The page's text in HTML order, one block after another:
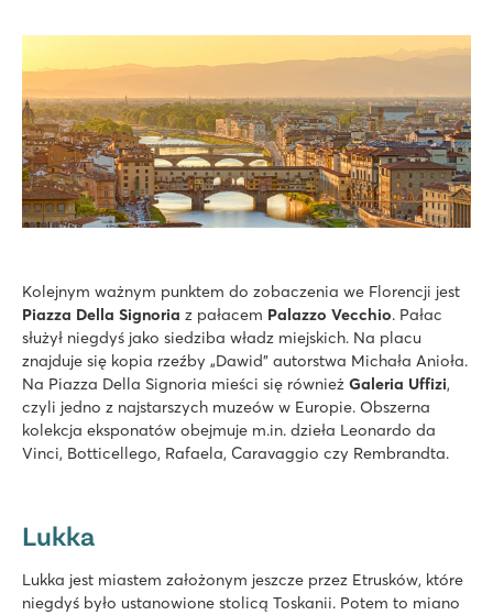
Kolejnym ważnym punktem do zobaczenia we Florencji jest
Piazza Della Signoria z pałacem Palazzo Vecchio. Pałac
służył niegdyś jako siedziba władz miejskich. Na placu
znajduje się kopia rzeźby „Dawid" autorstwa Michała Anioła.
Na Piazza Della Signoria mieści się również Galeria Uffizi,
czyli jedno z najstarszych muzeów w Europie. Obszerna
kolekcja eksponatów obejmuje m.in. dzieła Leonardo da
Vinci, Botticellego, Rafaela, Caravaggio czy Rembrandta.
Lukka
Lukka jest miastem założonym jeszcze przez Etrusków, które
niegdyś było ustanowione stolicą Toskanii. Potem to miano